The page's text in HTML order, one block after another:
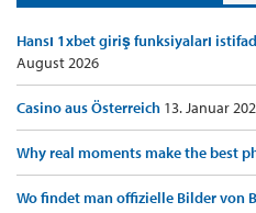
Hansı 1xbet giriş funksiyaları
August 2026
Casino aus Österreich 13. Januar
Why real moments make the best
Wo findet man offizielle Bilder von